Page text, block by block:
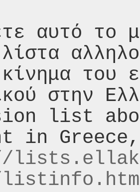
αυτό το
του
στην
list